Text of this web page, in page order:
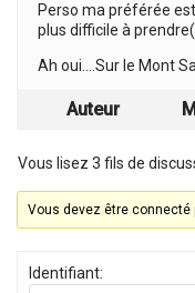
Perso ma préférée
plus difficile à
Ah oui….Sur le Mont
Auteur
Vous lisez 3 fils de
Vous devez être connecté
Identifiant: